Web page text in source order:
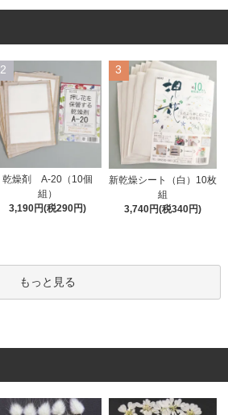
2
乾燥剤 A-20（10個
組）
3,190円(税290円)
3
新乾燥シート（白）10枚
組
3,740円(税340円)
もっと見る